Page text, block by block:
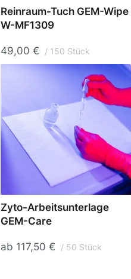
Reinraum-Tuch GEM-Wipe
W-MF1309
49,00 € 150 Stück
Zyto-Arbeitsunterlage
GEM-Care
ab 117,50 € 50 Stück